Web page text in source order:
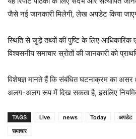
जैसे नई जानकारी मिलेगी, लेख अपडेट किया
स्थिति से जुड़े तथ्यों की पुष्टि के लिए
विश्वसनीय समाचार स्रोतों की जानकारी को
विशेषज्ञ मानते हैं कि संबंधित घटनाक्रम का असर
अलग-अलग रूप में दिख सकता है, इसलिए
TAGS Live news Today अपडेट
समाचार